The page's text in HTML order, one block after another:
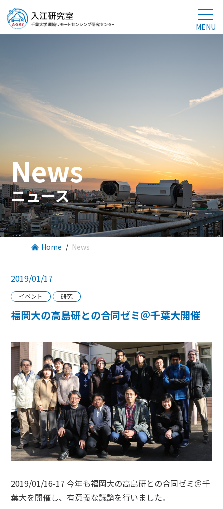
News
ニュース
Home News
2019/01/17
イベント 研究
福岡大の高島研との合同ゼミ＠千葉大開催
2019/01/16-17 今年も福岡大の高島研との合同ゼミ＠千
葉大を開催し、有意義な議論を行いました。